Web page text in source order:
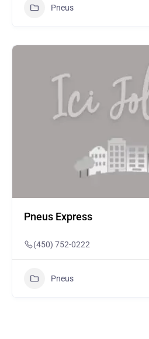
Pneus
Pneus Express
(450) 752-0222
Pneus